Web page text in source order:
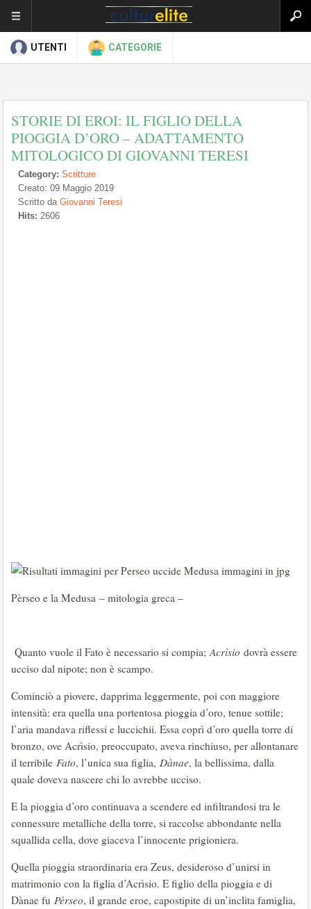
UTENTI CATEGORIE
STORIE DI EROI: IL FIGLIO DELLA
PIOGGIA D’ORO – ADATTAMENTO
MITOLOGICO DI GIOVANNI TERESI
Category: Scritture
Creato: 09 Maggio 2019
Scritto da Giovanni Teresi
Hits: 2606
Pèrseo e la Medusa – mitologia greca –
Quanto vuole il Fato è necessario si compia;Acrìsio dovrà essere
ucciso dal nipote; non è scampo.
Cominciò a piovere, dapprima leggermente, poi con maggiore
intensità: era quella una portentosa pioggia d’oro, tenue sottile;
l’aria mandava riflessi e luccichii. Essa coprì d’oro quella torre di
bronzo, ove Acrìsio, preoccupato, aveva rinchiuso, per allontanare
il terribile Fato, l’unica sua figlia, Dànae, la bellissima, dalla
quale doveva nascere chi lo avrebbe ucciso.
E la pioggia d’oro continuava a scendere ed infiltrandosi tra le
connessure metalliche della torre, si raccolse abbondante nella
squallida cella, dove giaceva l’innocente prigioniera.
Quella pioggia straordinaria era Zeus, desideroso d’unirsi in
matrimonio con la figlia d’Acrìsio. E figlio della pioggia e di
Dànae fu Pèrseo, il grande eroe, capostipite di un’inclita famiglia,